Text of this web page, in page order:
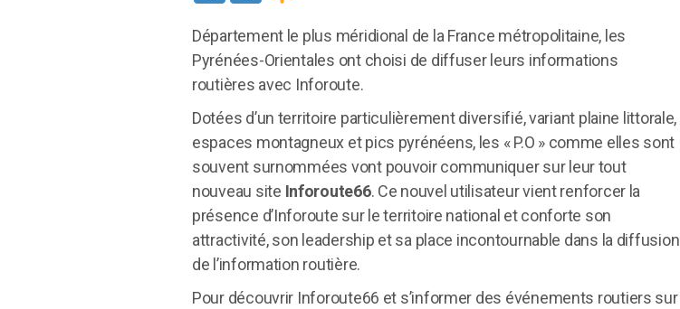
Département le plus méridional de la France métropolitaine, les
Pyrénées-Orientales ont choisi de diffuser leurs informations
routières avec Inforoute.
Dotées d’un territoire particulièrement diversifié, variant plaine littorale,
espaces montagneux et pics pyrénéens, les « P.O » comme elles sont
souvent surnommées vont pouvoir communiquer sur leur tout
nouveau site Inforoute66. Ce nouvel utilisateur vient renforcer la
présence d’Inforoute sur le territoire national et conforte son
attractivité, son leadership et sa place incontournable dans la diffusion
de l’information routière.
Pour découvrir Inforoute66 et s’informer des événements routiers sur